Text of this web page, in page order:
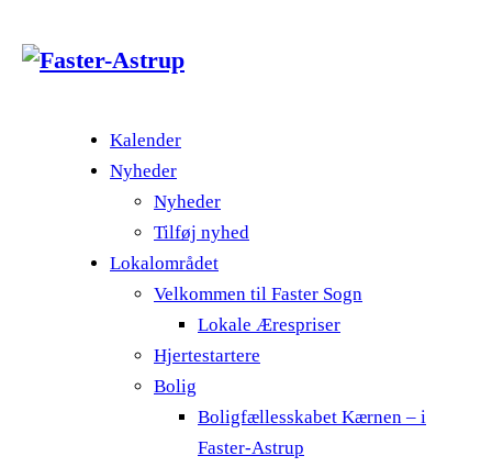
Kalender
Nyheder
Nyheder
Tilføj nyhed
Lokalområdet
Velkommen til Faster Sogn
Lokale Ærespriser
Hjertestartere
Bolig
Boligfællesskabet Kærnen – i
Faster-Astrup